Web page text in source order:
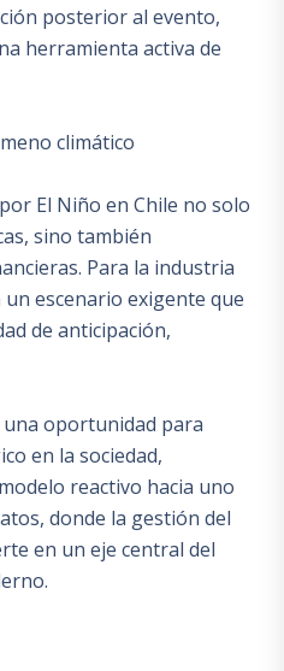
posterior al evento,
herramienta activa de
climático
El Niño en Chile no solo
sino también
Para la industria
escenario exigente que
de anticipación,
oportunidad para
en la sociedad,
reactivo hacia uno
donde la gestión del
en un eje central del